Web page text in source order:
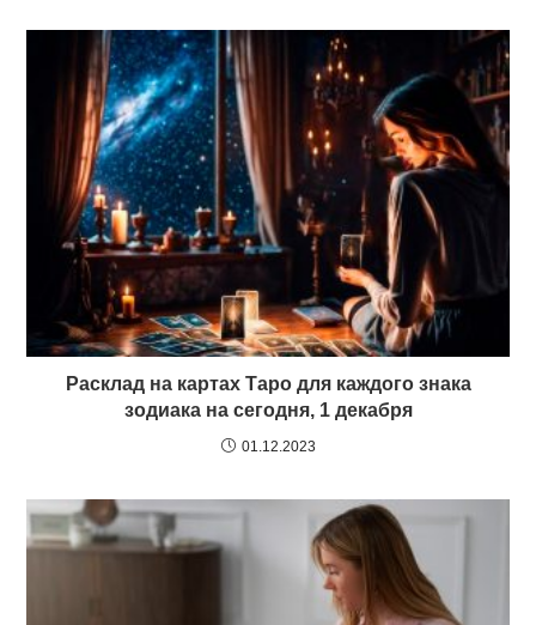
Расклад на картах Таро для каждого знака
зодиака на сегодня, 1 декабря
01.12.2023